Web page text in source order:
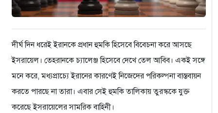
দীর্ঘ দিন ধরেই ইরানকে প্রধান হুমকি হিসেবে বিবেচনা করে আসছে
ইসরায়েল। তেহরানকে চ্যালেঞ্জ হিসেবে দেখে তেল আবিব। একই সঙ্গে
মনে করে, মধ্যপ্রাচ্যে ইরানের কারণেই নিজেদের পরিকল্পনা বাস্তবায়ন
করতে পারছে না তারা। এবার সেই হুমকি তালিকায় তুরস্ককে যুক্ত
করেছে ইসরায়েলের সামরিক বাহিনী।